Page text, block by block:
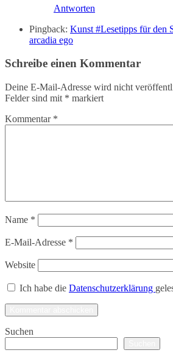
Antworten
Pingback: Kunst #Lesetipps für den
arcadia ego
Schreibe einen Kommentar
Deine E-Mail-Adresse wird nicht
Felder sind mit * markiert
Kommentar *
Name *
E-Mail-Adresse *
Website
Ich habe die Datenschutzerklärung
Suchen